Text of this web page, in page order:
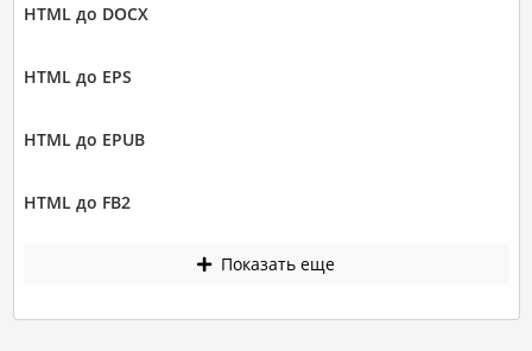
HTML до DOCX
HTML до EPS
HTML до EPUB
HTML до FB2
Показать еще